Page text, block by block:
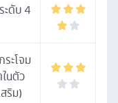
ะดับ 4
ะโจม
นตัว
ริม)